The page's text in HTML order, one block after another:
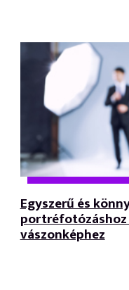
Egyszerű és
vászonképhez